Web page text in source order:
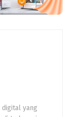
digital yang